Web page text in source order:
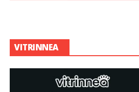
VITRINNEA